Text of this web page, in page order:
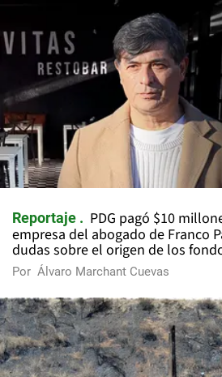
Reportaje
PDG pagó $10
empresa del abogado de Franco
dudas sobre el origen de los
Por Álvaro Marchant Cuevas